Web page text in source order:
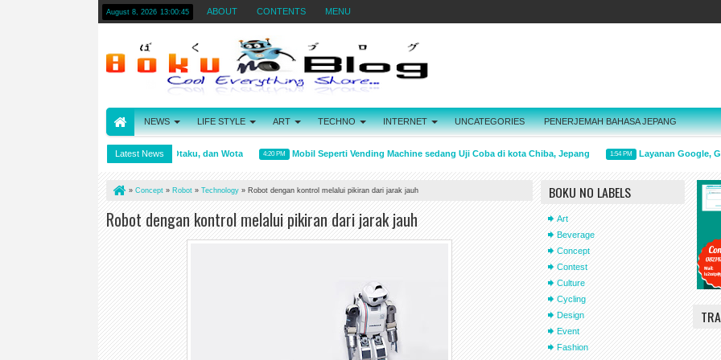
August 8, 2026 13:00:45 ABOUT CONTENTS MENU
NEWS LIFE STYLE ART TECHNO INTERNET UNCATEGORIES PENERJEMAH BAHASA JEPANG
Latest News
Arti kata Wibu, Otaku, dan Wota 4:20 PM Mobil Seperti Vending Machine sedang Uji Coba di kota Chiba, Jepang 1:54 PM Layanan Google,
» Concept » Robot » Technology » Robot dengan kontrol melalui pikiran dari jarak jauh
Robot dengan kontrol melalui pikiran dari jarak jauh
BOKU NO LABELS
Art
Beverage
Concept
Contest
Culture
Cycling
Design
Event
Fashion